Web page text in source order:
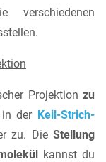
Projektion zu
in der Keil-Strich-
zu. Die Stellung
kannst du